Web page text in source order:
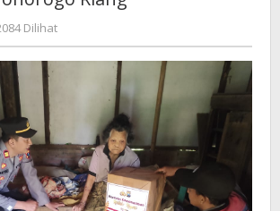
Ponorogo
Riang
Dilihat